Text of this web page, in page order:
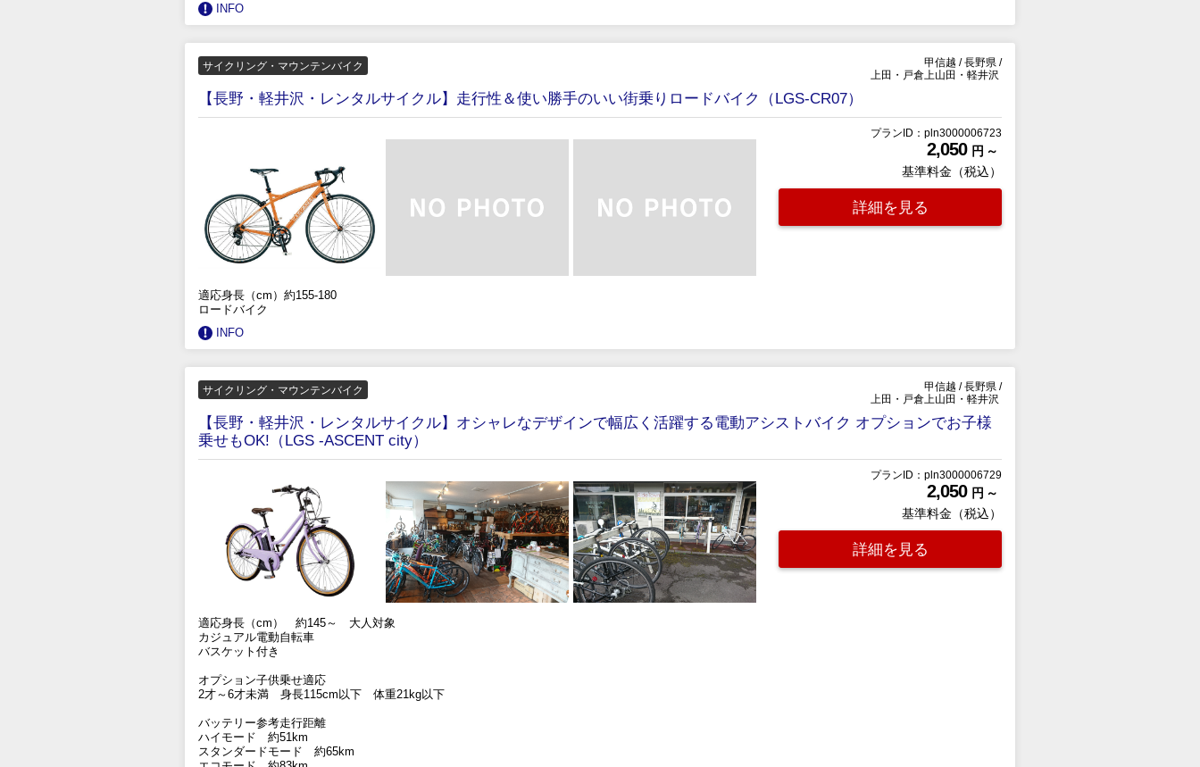
INFO
サイクリング・マウンテンバイク 甲信越 / 長野県 /
上田・戸倉上山田・軽井沢
【長野・軽井沢・レンタルサイクル】走行性＆使い勝手のいい街乗りロードバイク（LGS-CR07）
プランID：pln3000006723
2,050 円 ～
基準料金（税込）
詳細を見る
適応身長（cm）約155-180
ロードバイク
INFO
サイクリング・マウンテンバイク 甲信越 / 長野県 /
上田・戸倉上山田・軽井沢
【長野・軽井沢・レンタルサイクル】オシャレなデザインで幅広く活躍する電動アシストバイク オプションでお子様
乗せもOK!（LGS -ASCENT city）
プランID：pln3000006729
2,050 円 ～
基準料金（税込）
詳細を見る
適応身長（cm） 約145～ 大人対象
カジュアル電動自転車
バスケット付き
オプション子供乗せ適応
2才～6才未満 身長115cm以下 体重21kg以下
バッテリー参考走行距離
ハイモード 約51km
スタンダードモード 約65km